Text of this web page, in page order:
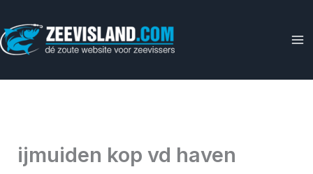
naar
de
ijmuiden kop vd haven